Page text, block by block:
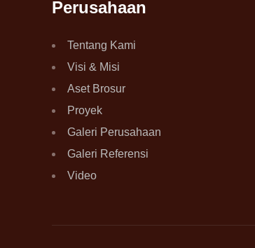
Perusahaan
Tentang Kami
Visi & Misi
Aset Brosur
Proyek
Galeri Perusahaan
Galeri Referensi
Video